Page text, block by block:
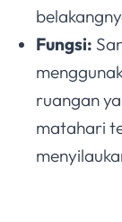
Fungsi:
ruangan
matahari